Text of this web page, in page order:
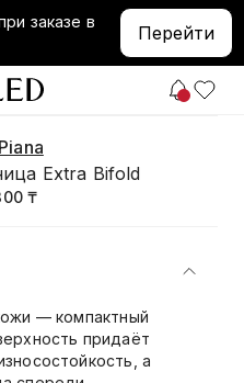
заказе в
Перейти
Extra Bifold
₸
— компактный
придаёт
а